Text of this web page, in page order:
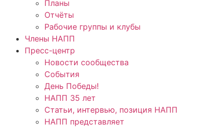
Планы
Отчёты
Рабочие группы и клубы
Члены НАПП
Пресс-центр
Новости сообщества
События
День Победы!
НАПП 35 лет
Статьи, интервью, позиция НАПП
НАПП представляет